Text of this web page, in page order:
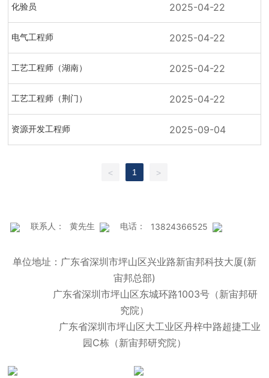
化验员 2025-04-22
电气工程师 2025-04-22
工艺工程师（湖南） 2025-04-22
工艺工程师（荆门） 2025-04-22
资源开发工程师 2025-09-04
< 1 >
联系人： 黄先生 电话： 13824366525
单位地址：广东省深圳市坪山区兴业路新宙邦科技大厦(新
宙邦总部)
广东省深圳市坪山区东城环路1003号（新宙邦研
究院）
广东省深圳市坪山区大工业区丹梓中路超捷工业
园C栋（新宙邦研究院）